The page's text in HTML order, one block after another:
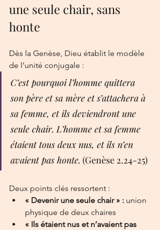
une seule chair, sans
honte
Dès la Genèse, Dieu établit le modèle
de l’unité conjugale :
C’est pourquoi l’homme quittera
son père et sa mère et s’attachera à
sa femme, et ils deviendront une
seule chair. L’homme et sa femme
étaient tous deux nus, et ils n’en
avaient pas honte. (Genèse 2.24-25)
Deux points clés ressortent :
« Devenir une seule chair » : union
physique de deux chaires
« Ils étaient nus et n’avaient pas